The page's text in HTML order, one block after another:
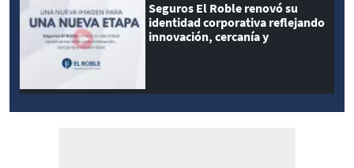
Seguros El Roble renovó su
identidad corporativa reflejando
innovación, cercanía y